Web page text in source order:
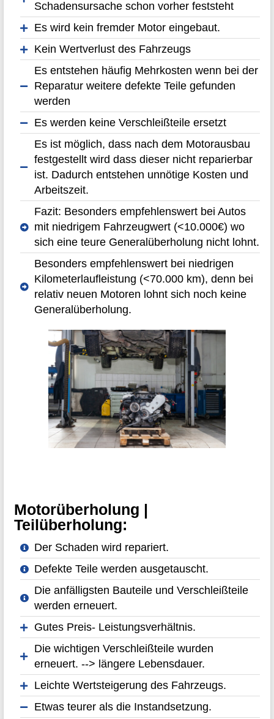
Schadensursache schon vorher feststeht
Es wird kein fremder Motor eingebaut.
Kein Wertverlust des Fahrzeugs
Es entstehen häufig Mehrkosten wenn bei der
Reparatur weitere defekte Teile gefunden
werden
Es werden keine Verschleißteile ersetzt
Es ist möglich, dass nach dem Motorausbau
festgestellt wird dass dieser nicht reparierbar
ist. Dadurch entstehen unnötige Kosten und
Arbeitszeit.
Fazit: Besonders empfehlenswert bei Autos
mit niedrigem Fahrzeugwert (<10.000€) wo
sich eine teure Generalüberholung nicht lohnt.
Besonders empfehlenswert bei niedrigen
Kilometerlaufleistung (<70.000 km), denn bei
relativ neuen Motoren lohnt sich noch keine
Generalüberholung.
Motorüberholung |
Teilüberholung:
Der Schaden wird repariert.
Defekte Teile werden ausgetauscht.
Die anfälligsten Bauteile und Verschleißteile
werden erneuert.
Gutes Preis- Leistungsverhältnis.
Die wichtigen Verschleißteile wurden
erneuert. --> längere Lebensdauer.
Leichte Wertsteigerung des Fahrzeugs.
Etwas teurer als die Instandsetzung.